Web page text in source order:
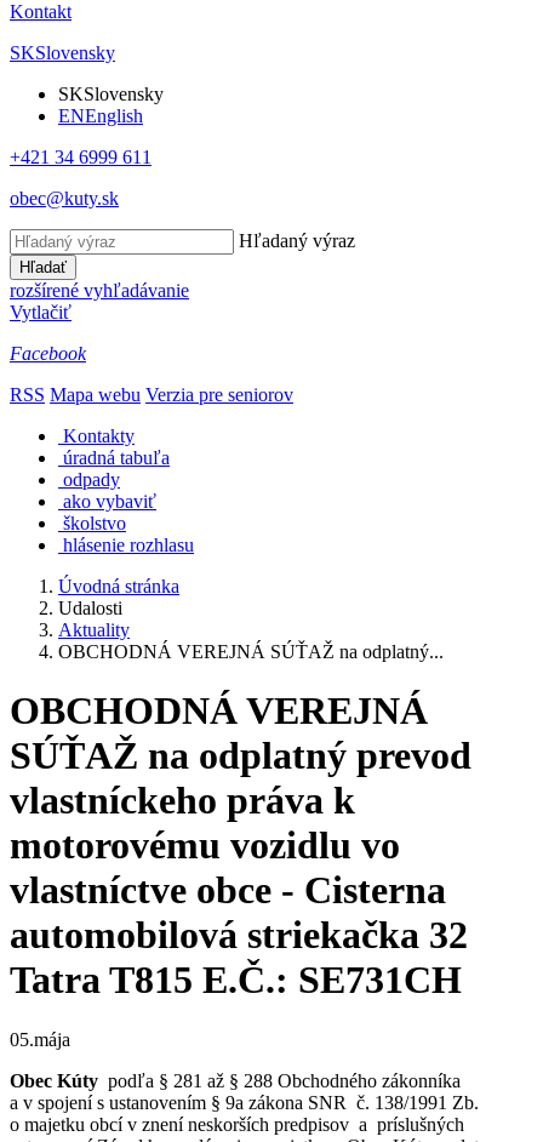
Kontakt
SKSlovensky
SKSlovensky
ENEnglish
+421 34 6999 611
obec@kuty.sk
Hľadaný výraz
Hľadať
rozšírené vyhľadávanie
Vytlačiť
Facebook
RSS Mapa webu Verzia pre seniorov
Kontakty
úradná tabuľa
odpady
ako vybaviť
školstvo
hlásenie rozhlasu
Úvodná stránka
Udalosti
Aktuality
OBCHODNÁ VEREJNÁ SÚŤAŽ na odplatný...
OBCHODNÁ VEREJNÁ
SÚŤAŽ na odplatný prevod
vlastníckeho práva k
motorovému vozidlu vo
vlastníctve obce - Cisterna
automobilová striekačka 32
Tatra T815 E.Č.: SE731CH
05.mája
Obec Kúty podľa § 281 až § 288 Obchodného zákonníka
a v spojení s ustanovením § 9a zákona SNR č. 138/1991 Zb.
o majetku obcí v znení neskorších predpisov a príslušných